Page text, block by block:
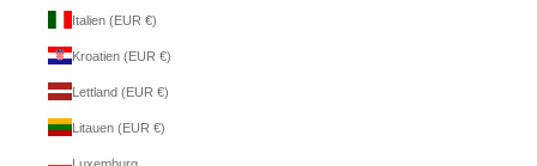
Italien (EUR €)
Kroatien (EUR €)
Lettland (EUR €)
Litauen (EUR €)